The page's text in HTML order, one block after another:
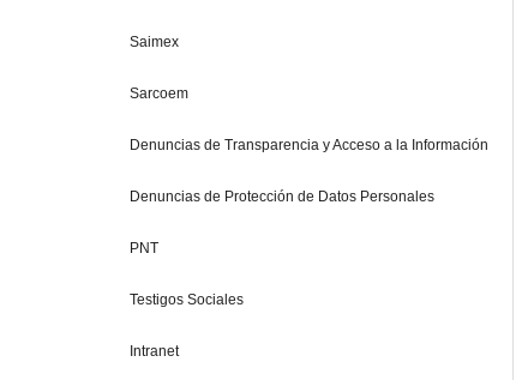
Saimex
Sarcoem
Denuncias de Transparencia y Acceso a la Información
Denuncias de Protección de Datos Personales
PNT
Testigos Sociales
Intranet